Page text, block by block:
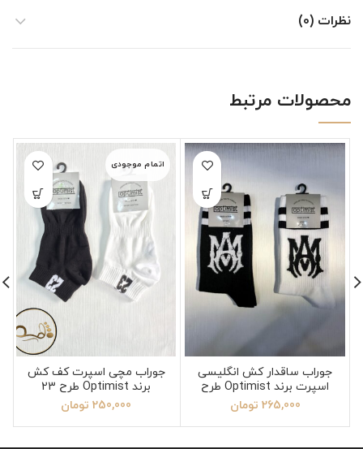
نظرات (0)
محصولات مرتبط
جوراب ساقدار کش انگلیسی
اسپرت برند Optimist طرح
امیری
265,000 تومان
اتمام موجودی
جوراب مچی اسپرت کف کش
برند Optimist طرح 23
250,000 تومان